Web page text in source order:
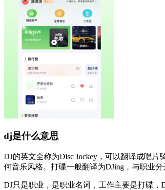
dj是什么意思
DJ的英文全称为Disc Jockey，可以翻译成唱
何音乐风格。打碟一般翻译为DJing，与职业分
DJ只是职业，是职业名词，工作主要是打碟，